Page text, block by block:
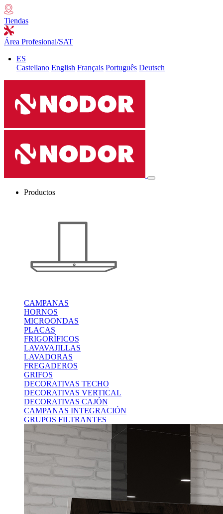
Tiendas
Área Profesional/SAT
ES
Castellano English Français Português Deutsch
Productos
CAMPANAS
HORNOS
MICROONDAS
PLACAS
FRIGORÍFICOS
LAVAVAJILLAS
LAVADORAS
FREGADEROS
GRIFOS
DECORATIVAS TECHO
DECORATIVAS VERTICAL
DECORATIVAS CAJÓN
CAMPANAS INTEGRACIÓN
GRUPOS FILTRANTES